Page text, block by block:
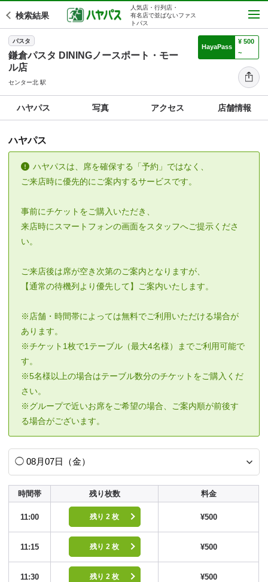
検索結果
人気店・行列店・
有名店で並ばないファス
トパス
パスタ
鎌倉パスタ DININGノースポート・モー
ル店
センター北 駅
HayaPass
¥ 500
~
ハヤパス 写真 アクセス 店舗情報
ハヤパス
ハヤパスは、席を確保する「予約」ではなく、
ご来店時に優先的にご案内するサービスです。
事前にチケットをご購入いただき、
来店時にスマートフォンの画面をスタッフへご提示くださ
い。
ご来店後は席が空き次第のご案内となりますが、
【通常の待機列より優先して】ご案内いたします。
※店舗・時間帯によっては無料でご利用いただける場合が
あります。
※チケット1枚で1テーブル（最大4名様）までご利用可能で
す。
※5名様以上の場合はテーブル数分のチケットをご購入くだ
さい。
※グループで近いお席をご希望の場合、ご案内順が前後す
る場合がございます。
時間帯 残り枚数 料金
11:00 残り 2 枚 ¥500
11:15 残り 2 枚 ¥500
11:30 残り 2 枚 ¥500